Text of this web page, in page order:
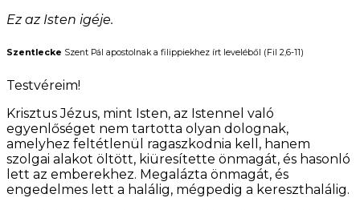
Ez az Isten igéje.
Szentlecke Szent Pál apostolnak a filippiekhez írt leveléből (Fil 2,6-11)
Testvéreim!
Krisztus Jézus, mint Isten, az Istennel való
egyenlőséget nem tartotta olyan dolognak,
amelyhez feltétlenül ragaszkodnia kell, hanem
szolgai alakot öltött, kiüresítette önmagát, és hasonló
lett az emberekhez. Megalázta önmagát, és
engedelmes lett a halálig, mégpedig a kereszthalálig.